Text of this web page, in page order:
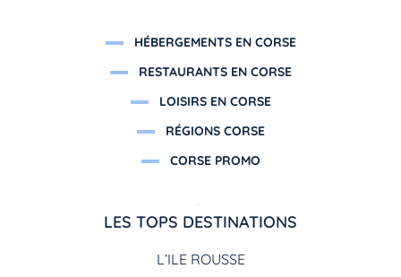
HÉBERGEMENTS EN CORSE
RESTAURANTS EN CORSE
LOISIRS EN CORSE
RÉGIONS CORSE
CORSE PROMO
LES TOPS DESTINATIONS
L’ILE ROUSSE